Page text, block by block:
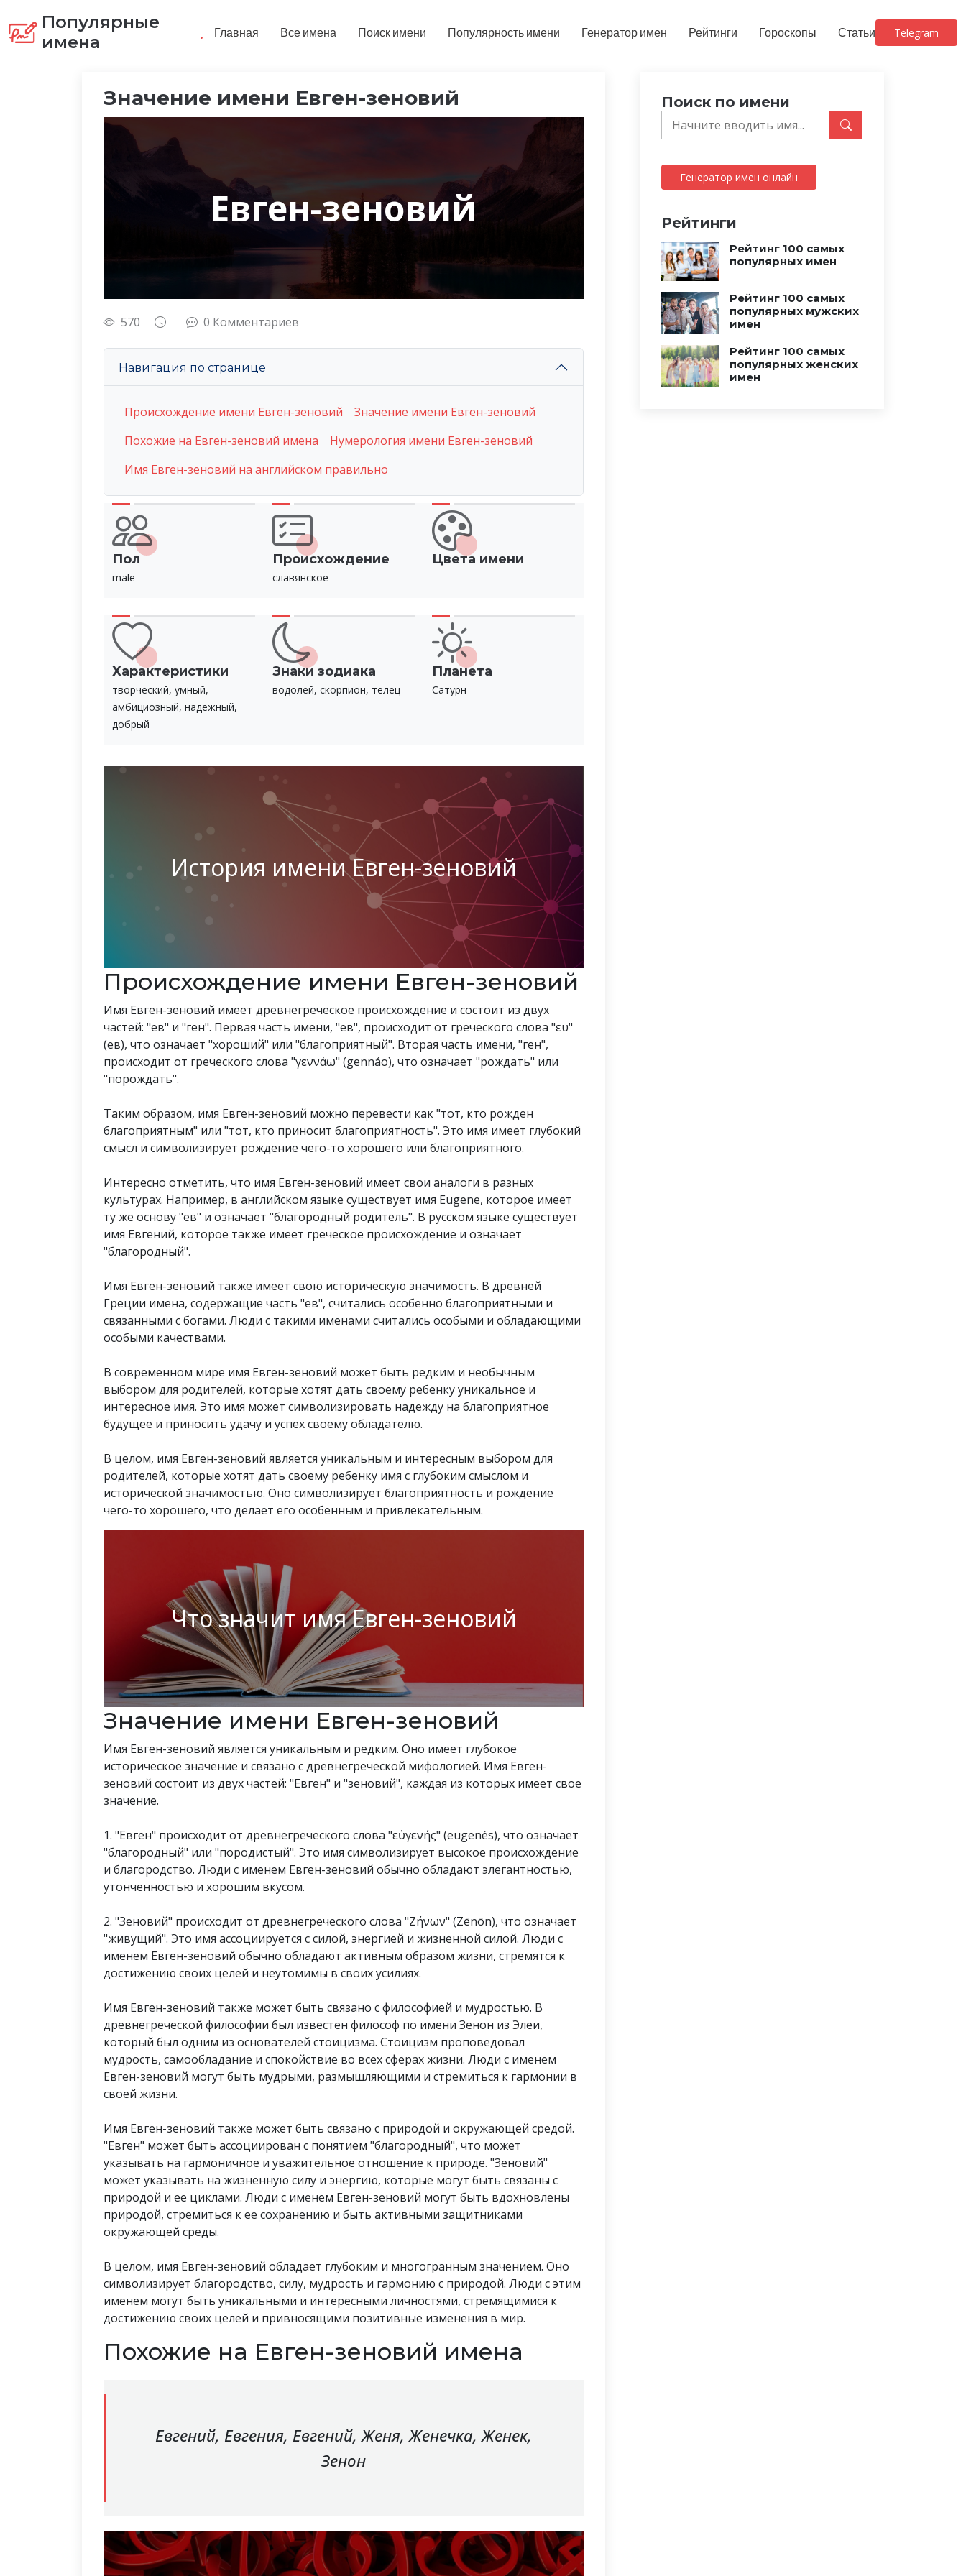
Популярные
имена
. Главная Все имена Поиск имени Популярность имени Генератор имен Рейтинги Гороскопы Статьи Telegram
Значение имени Евген-зеновий
Евген-зеновий
570 0 Комментариев
Навигация по странице
Происхождение имени Евген-зеновий
Значение имени Евген-зеновий
Похожие на Евген-зеновий имена
Нумерология имени Евген-зеновий
Имя Евген-зеновий на английском правильно
Пол
male
Происхождение
славянское
Цвета имени
Характеристики
творческий, умный,
амбициозный, надежный,
добрый
Знаки зодиака
водолей, скорпион, телец
Планета
Сатурн
История имени Евген-зеновий
Происхождение имени Евген-зеновий
Имя Евген-зеновий имеет древнегреческое происхождение и состоит из двух
частей: "ев" и "ген". Первая часть имени, "ев", происходит от греческого слова "ευ"
(ев), что означает "хороший" или "благоприятный". Вторая часть имени, "ген",
происходит от греческого слова "γεννάω" (gennáo), что означает "рождать" или
"порождать".
Таким образом, имя Евген-зеновий можно перевести как "тот, кто рожден
благоприятным" или "тот, кто приносит благоприятность". Это имя имеет глубокий
смысл и символизирует рождение чего-то хорошего или благоприятного.
Интересно отметить, что имя Евген-зеновий имеет свои аналоги в разных
культурах. Например, в английском языке существует имя Eugene, которое имеет
ту же основу "ев" и означает "благородный родитель". В русском языке существует
имя Евгений, которое также имеет греческое происхождение и означает
"благородный".
Имя Евген-зеновий также имеет свою историческую значимость. В древней
Греции имена, содержащие часть "ев", считались особенно благоприятными и
связанными с богами. Люди с такими именами считались особыми и обладающими
особыми качествами.
В современном мире имя Евген-зеновий может быть редким и необычным
выбором для родителей, которые хотят дать своему ребенку уникальное и
интересное имя. Это имя может символизировать надежду на благоприятное
будущее и приносить удачу и успех своему обладателю.
В целом, имя Евген-зеновий является уникальным и интересным выбором для
родителей, которые хотят дать своему ребенку имя с глубоким смыслом и
исторической значимостью. Оно символизирует благоприятность и рождение
чего-то хорошего, что делает его особенным и привлекательным.
Что значит имя Евген-зеновий
Значение имени Евген-зеновий
Имя Евген-зеновий является уникальным и редким. Оно имеет глубокое
историческое значение и связано с древнегреческой мифологией. Имя Евген-
зеновий состоит из двух частей: "Евген" и "зеновий", каждая из которых имеет свое
значение.
1. "Евген" происходит от древнегреческого слова "εὐγενής" (eugenés), что означает
"благородный" или "породистый". Это имя символизирует высокое происхождение
и благородство. Люди с именем Евген-зеновий обычно обладают элегантностью,
утонченностью и хорошим вкусом.
2. "Зеновий" происходит от древнегреческого слова "Ζήνων" (Zēnōn), что означает
"живущий". Это имя ассоциируется с силой, энергией и жизненной силой. Люди с
именем Евген-зеновий обычно обладают активным образом жизни, стремятся к
достижению своих целей и неутомимы в своих усилиях.
Имя Евген-зеновий также может быть связано с философией и мудростью. В
древнегреческой философии был известен философ по имени Зенон из Элеи,
который был одним из основателей стоицизма. Стоицизм проповедовал
мудрость, самообладание и спокойствие во всех сферах жизни. Люди с именем
Евген-зеновий могут быть мудрыми, размышляющими и стремиться к гармонии в
своей жизни.
Имя Евген-зеновий также может быть связано с природой и окружающей средой.
"Евген" может быть ассоциирован с понятием "благородный", что может
указывать на гармоничное и уважительное отношение к природе. "Зеновий"
может указывать на жизненную силу и энергию, которые могут быть связаны с
природой и ее циклами. Люди с именем Евген-зеновий могут быть вдохновлены
природой, стремиться к ее сохранению и быть активными защитниками
окружающей среды.
В целом, имя Евген-зеновий обладает глубоким и многогранным значением. Оно
символизирует благородство, силу, мудрость и гармонию с природой. Люди с этим
именем могут быть уникальными и интересными личностями, стремящимися к
достижению своих целей и привносящими позитивные изменения в мир.
Похожие на Евген-зеновий имена
Евгений, Евгения, Евгений, Женя, Женечка, Женек,
Зенон
Поиск по имени
Генератор имен онлайн
Рейтинги
Рейтинг 100 самых
популярных имен
Рейтинг 100 самых
популярных мужских
имен
Рейтинг 100 самых
популярных женских
имен